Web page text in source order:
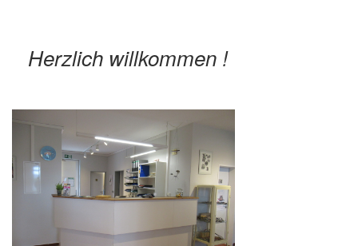
Herzlich willkommen !